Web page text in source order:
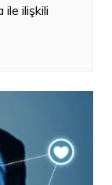
ile ilişkili